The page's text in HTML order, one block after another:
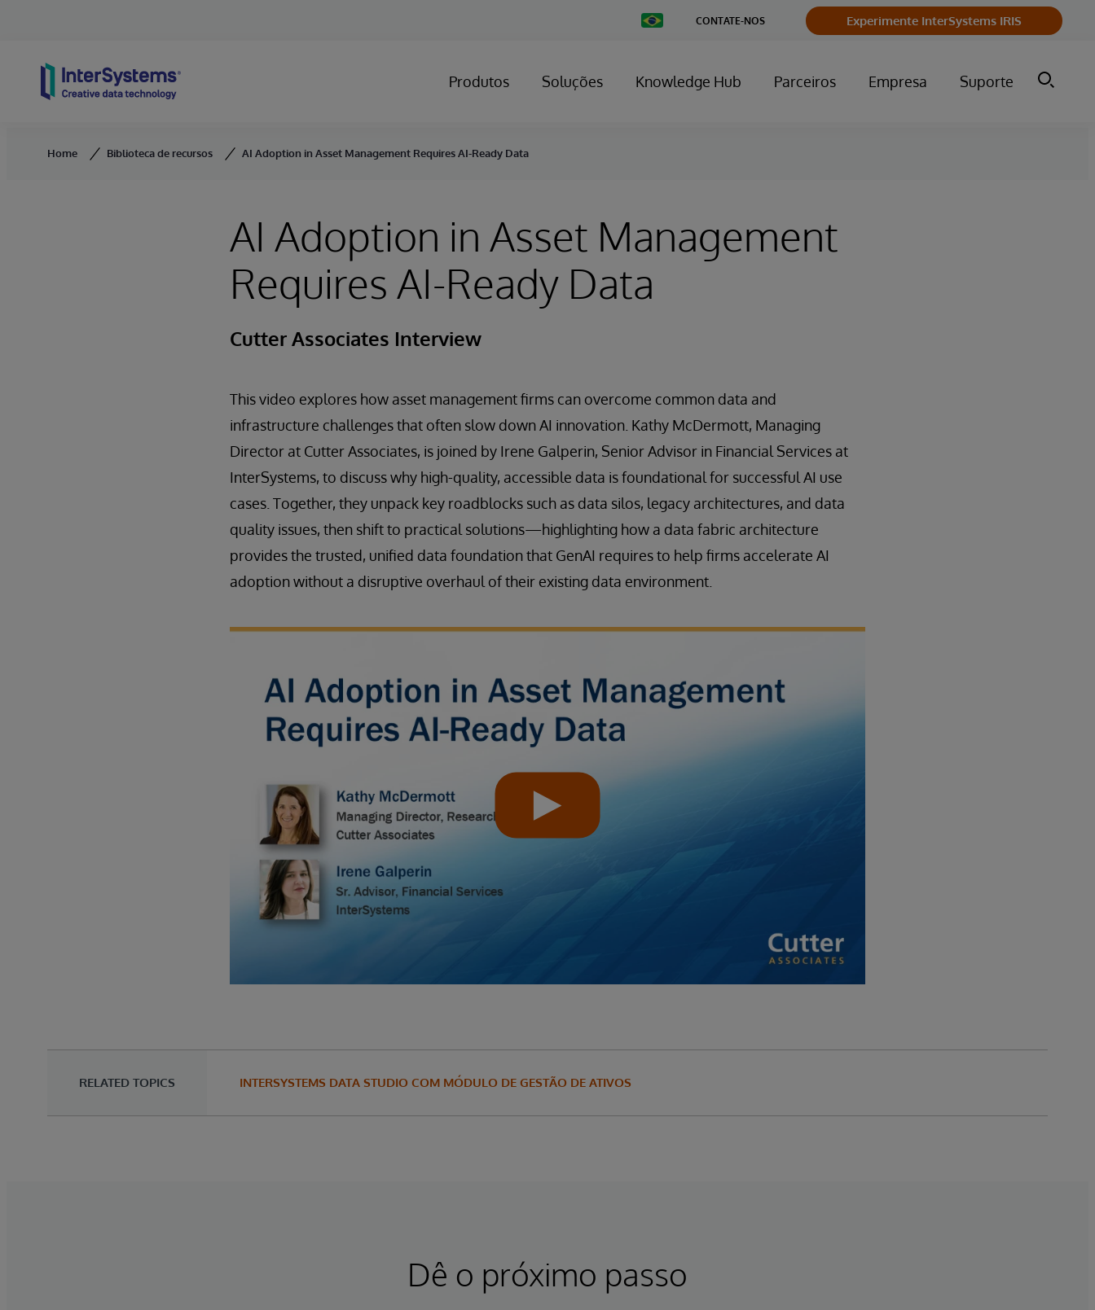
Change
Country
CONTATE-NOS Experimente InterSystems IRIS
Produtos Soluções Knowledge Hub Parceiros Empresa Suporte
Home Biblioteca de recursos AI Adoption in Asset Management Requires AI-Ready Data
AI Adoption in Asset Management
Requires AI-Ready Data
Cutter Associates Interview
This video explores how asset management firms can overcome common data and
infrastructure challenges that often slow down AI innovation. Kathy McDermott, Managing
Director at Cutter Associates, is joined by Irene Galperin, Senior Advisor in Financial Services at
InterSystems, to discuss why high-quality, accessible data is foundational for successful AI use
cases. Together, they unpack key roadblocks such as data silos, legacy architectures, and data
quality issues, then shift to practical solutions—highlighting how a data fabric architecture
provides the trusted, unified data foundation that GenAI requires to help firms accelerate AI
adoption without a disruptive overhaul of their existing data environment.
RELATED TOPICS INTERSYSTEMS DATA STUDIO COM MÓDULO DE GESTÃO DE ATIVOS
Dê o próximo passo